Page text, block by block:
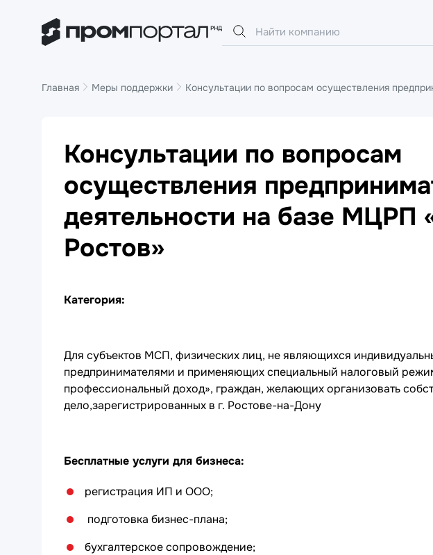
Главная Меры поддержки Консультации по вопросам осуществления
Консультации по вопросам
осуществления
деятельности на базе МЦРП
Ростов»
Категория:
Для субъектов МСП, физических лиц, не являющихся
предпринимателями и применяющих специальный налоговый
профессиональный доход», граждан, желающих организовать
дело,зарегистрированных в г. Ростове-на-Дону
Бесплатные услуги для бизнеса:
регистрация ИП и ООО;
подготовка бизнес-плана;
бухгалтерское сопровождение;